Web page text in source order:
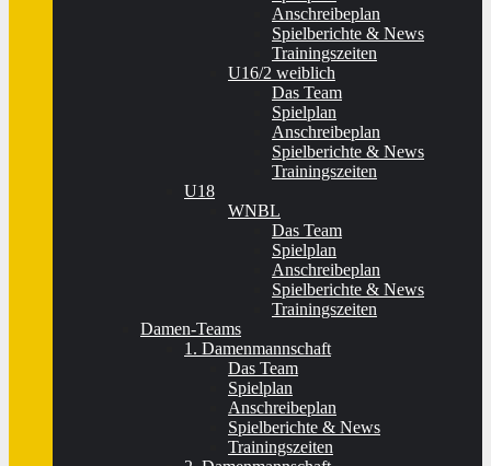
Anschreibeplan
Spielberichte & News
Trainingszeiten
U16/2 weiblich
Das Team
Spielplan
Anschreibeplan
Spielberichte & News
Trainingszeiten
U18
WNBL
Das Team
Spielplan
Anschreibeplan
Spielberichte & News
Trainingszeiten
Damen-Teams
1. Damenmannschaft
Das Team
Spielplan
Anschreibeplan
Spielberichte & News
Trainingszeiten